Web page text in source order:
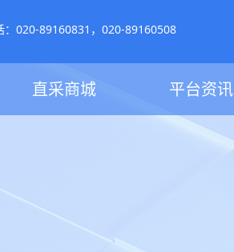
：020-89160831，020-89160508
直采商城 平台资讯